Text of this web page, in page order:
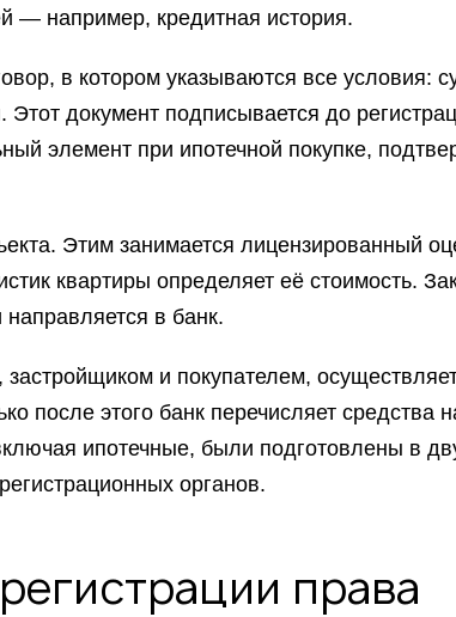
— например, кредитная история.
в котором указываются все условия:
документ подписывается до
элемент при ипотечной покупке,
Этим занимается лицензированный
квартиры определяет её стоимость.
в банк.
и покупателем,
после этого банк перечисляет средства
ипотечные, были подготовлены в
органов.
права